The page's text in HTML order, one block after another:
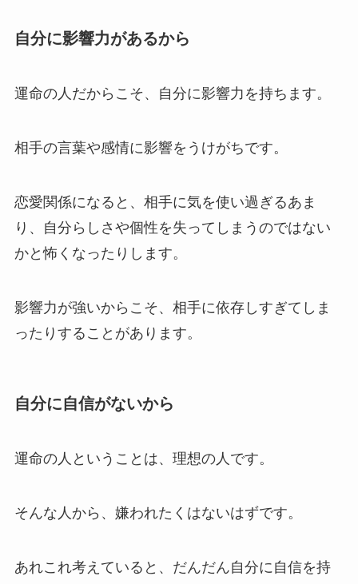
自分に影響力があるから
運命の人だからこそ、自分に影響力を持ちます。
相手の言葉や感情に影響をうけがちです。
恋愛関係になると、相手に気を使い過ぎるあま
り、自分らしさや個性を失ってしまうのではない
かと怖くなったりします。
影響力が強いからこそ、相手に依存しすぎてしま
ったりすることがあります。
自分に自信がないから
運命の人ということは、理想の人です。
そんな人から、嫌われたくはないはずです。
あれこれ考えていると、だんだん自分に自信を持